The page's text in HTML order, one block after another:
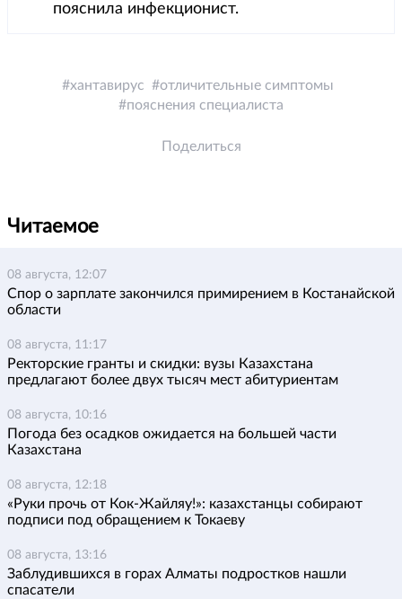
пояснила инфекционист.
хантавирус
отличительные симптомы
пояснения специалиста
Поделиться
Читаемое
08 августа, 12:07
Спор о зарплате закончился примирением в Костанайской
области
08 августа, 11:17
Ректорские гранты и скидки: вузы Казахстана
предлагают более двух тысяч мест абитуриентам
08 августа, 10:16
Погода без осадков ожидается на большей части
Казахстана
08 августа, 12:18
«Руки прочь от Кок-Жайляу!»: казахстанцы собирают
подписи под обращением к Токаеву
08 августа, 13:16
Заблудившихся в горах Алматы подростков нашли
спасатели